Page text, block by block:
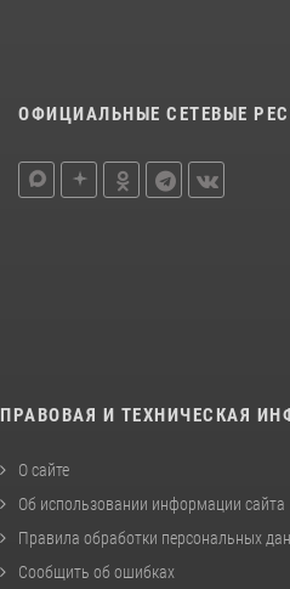
ОФИЦИАЛЬНЫЕ СЕТЕВЫЕ
ПРАВОВАЯ И ТЕХНИЧЕСКАЯ
О сайте
Об использовании информации сайта
Правила обработки персональных
Сообщить об ошибках